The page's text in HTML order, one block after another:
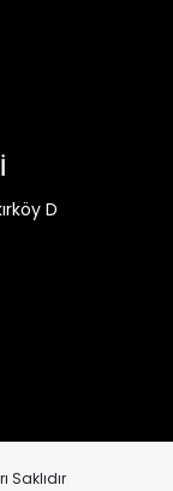
D
Saklıdır